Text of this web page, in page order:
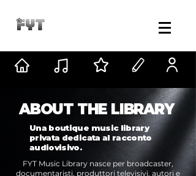
ABOUT THE LIBRARY
Una boutique music library
privata dedicata al racconto
audiovisivo.
FYT Music Library nasce per broadcaster,
documentaristi, produttori televisivi, autori e